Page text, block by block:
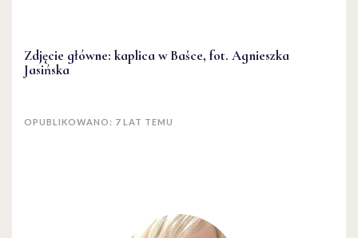
Zdjęcie główne: kaplica w Bašce, fot. Agnieszka
Jasińska
OPUBLIKOWANO: 7 LAT TEMU